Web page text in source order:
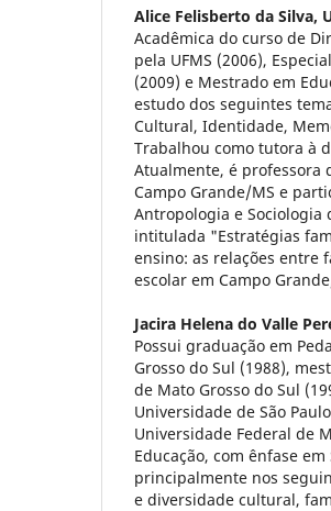
Alice Felisberto da Silva,
Acadêmica do curso de
pela UFMS (2006),
(2009) e Mestrado em
estudo dos seguintes
Cultural, Identidade,
Trabalhou como tutora à
Atualmente, é professora
Campo Grande/MS e
Antropologia e Sociologia
intitulada "Estratégias
ensino: as relações entre
escolar em Campo
Jacira Helena do Valle
Possui graduação em
Grosso do Sul (1988),
de Mato Grosso do Sul
Universidade de São
Universidade Federal de
Educação, com ênfase
principalmente nos
e diversidade cultural,